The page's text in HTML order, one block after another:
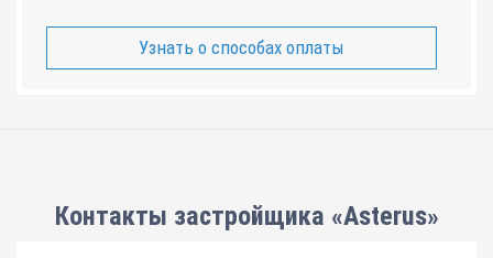
Узнать о способах оплаты
Контакты застройщика «Asterus»